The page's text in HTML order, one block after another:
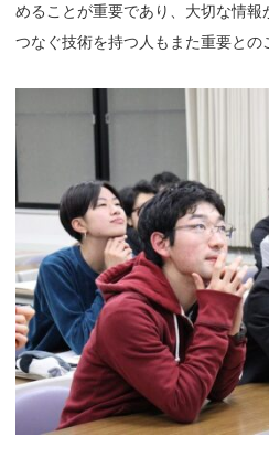
めることが重要であり、大切な情
つなぐ技術を持つ人もまた重要との